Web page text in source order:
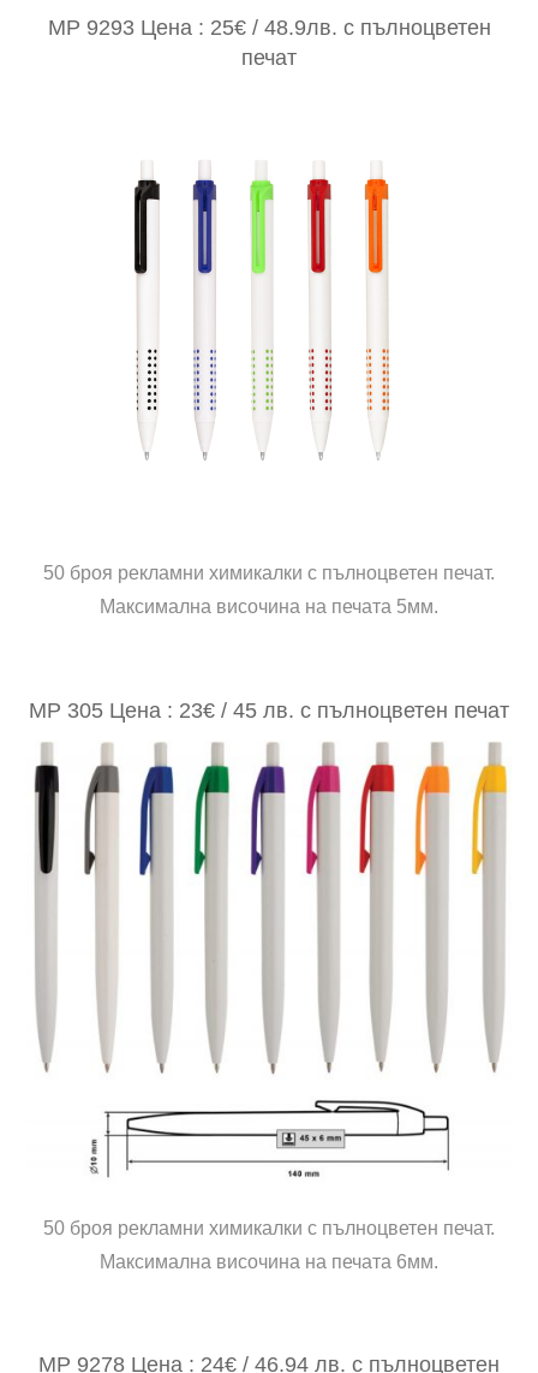
MP 9293 Цена : 25€ / 48.9лв. с пълноцветен
печат
50 броя рекламни химикалки с пълноцветен печат.
Максимална височина на печата 5мм.
MP 305 Цена : 23€ / 45 лв. с пълноцветен печат
50 броя рекламни химикалки с пълноцветен печат.
Максимална височина на печата 6мм.
MP 9278 Цена : 24€ / 46.94 лв. с пълноцветен